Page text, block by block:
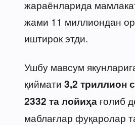
жараёнларида
жами 11 миллиондан
иштирок этди.
Ушбу мавсум
қиймати 3,2 триллион
2332 та лойиҳағолиб
маблағлар фуқаролар